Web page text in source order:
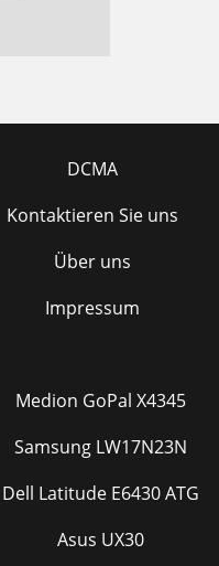
DCMA
Kontaktieren Sie uns
Über uns
Impressum
Medion GoPal X4345
Samsung LW17N23N
Dell Latitude E6430 ATG
Asus UX30